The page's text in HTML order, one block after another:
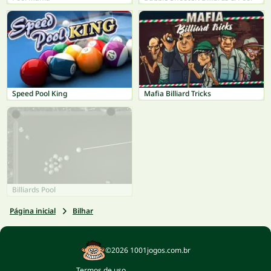
Speed Pool King Mafia Billiard Tricks
Billiards Pool
Página inicial Bilhar
©2026 1001jogos.com.br